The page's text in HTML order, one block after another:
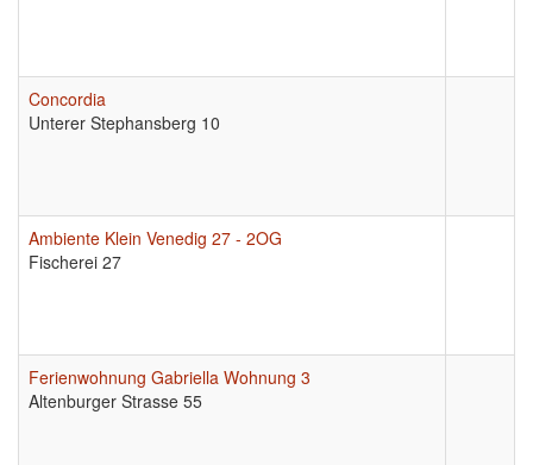
Concordia
Unterer Stephansberg 10
Ambiente Klein Venedig 27 - 2OG
Fischerei 27
Ferienwohnung Gabriella Wohnung 3
Altenburger Strasse 55